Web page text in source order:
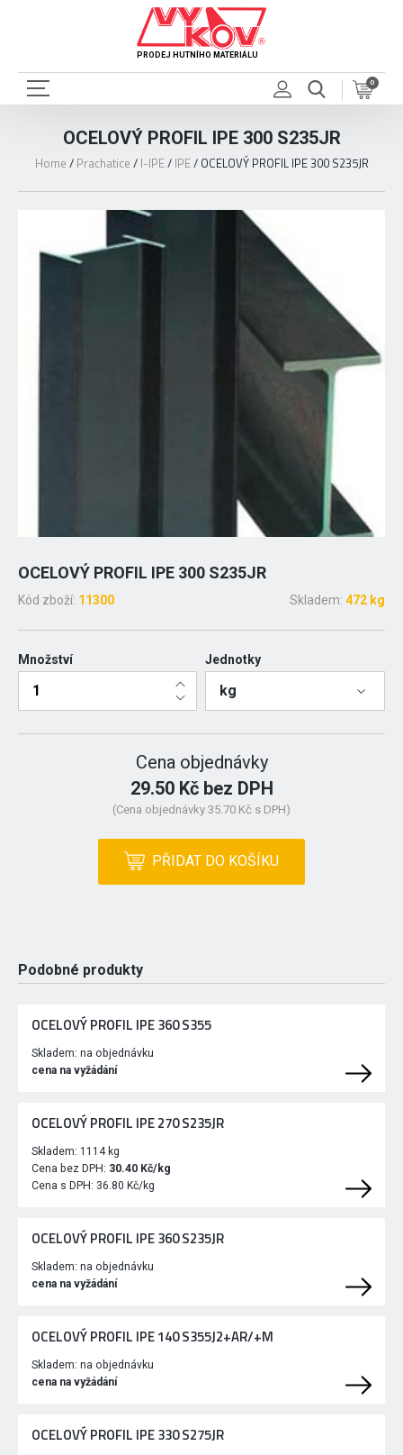
PRODEJ HUTNÍHO MATERIÁLU
0
OCELOVÝ PROFIL IPE 300 S235JR
Home / Prachatice / I-IPE/ IPE/ OCELOVÝ PROFIL IPE 300 S235JR
OCELOVÝ PROFIL IPE 300 S235JR
Kód zboží: 11300 Skladem: 472 kg
Množství Jednotky
kg
Cena objednávky
29.50 Kč bez DPH
(Cena objednávky 35.70 Kč s DPH)
PŘIDAT DO KOŠÍKU
Podobné produkty
OCELOVÝ PROFIL IPE 360 S355
Skladem: na objednávku
cena na vyžádání
OCELOVÝ PROFIL IPE 270 S235JR
Skladem: 1114 kg
Cena bez DPH: 30.40 Kč/kg
Cena s DPH: 36.80 Kč/kg
OCELOVÝ PROFIL IPE 360 S235JR
Skladem: na objednávku
cena na vyžádání
OCELOVÝ PROFIL IPE 140 S355J2+AR/+M
Skladem: na objednávku
cena na vyžádání
OCELOVÝ PROFIL IPE 330 S275JR